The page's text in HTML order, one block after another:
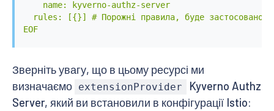
    name: kyverno-authz-server
rules: [{}] # Порожні правила, буде застосовано
EOF
Зверніть увагу, що в цьому ресурсі ми
визначаємо extensionProvider
Kyverno Authz
Server, який ви встановили в конфігурації Istio: